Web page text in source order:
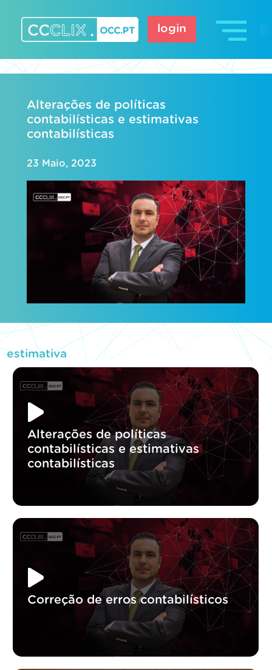
content
login
Alterações de políticas
contabilísticas e estimativas
contabilísticas
23 Maio, 2023
estimativa
Alterações de políticas
contabilísticas e estimativas
contabilísticas
Correção de erros contabilísticos